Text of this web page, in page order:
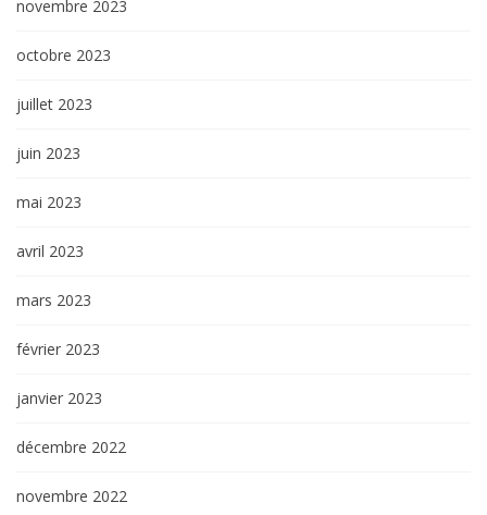
novembre 2023
octobre 2023
juillet 2023
juin 2023
mai 2023
avril 2023
mars 2023
février 2023
janvier 2023
décembre 2022
novembre 2022